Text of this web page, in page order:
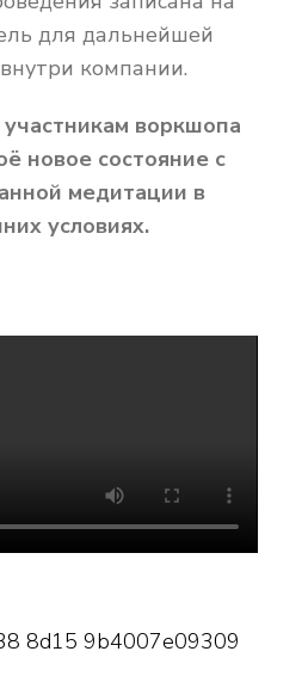
для дальнейшей
компании.
воркшопа
новое состояние с
медитации в
условиях.